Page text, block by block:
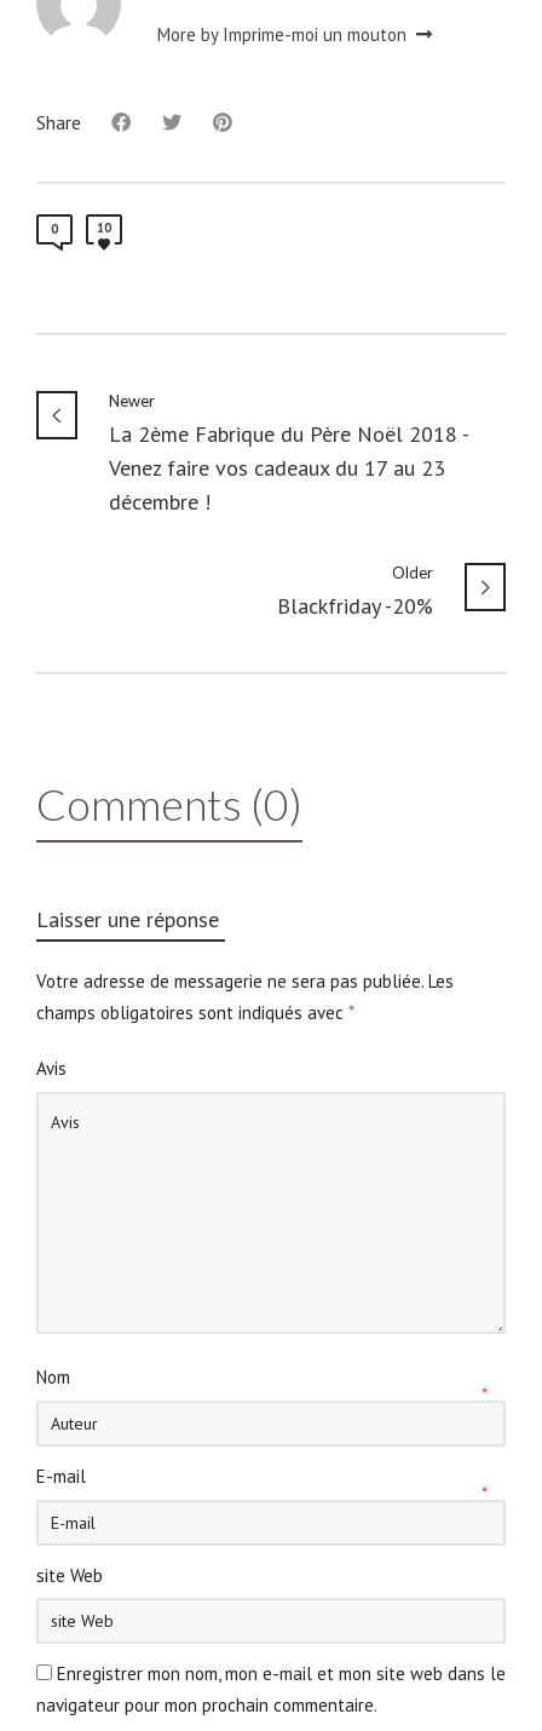
More by Imprime-moi un mouton
Share
0 10
Newer
La 2ème Fabrique du Père Noël 2018 -
Venez faire vos cadeaux du 17 au 23
décembre !
Older
Blackfriday -20%
Comments (0)
Laisser une réponse
Votre adresse de messagerie ne sera pas publiée. Les
champs obligatoires sont indiqués avec *
Avis
Nom
*
E-mail
*
site Web
Enregistrer mon nom, mon e-mail et mon site web dans le
navigateur pour mon prochain commentaire.